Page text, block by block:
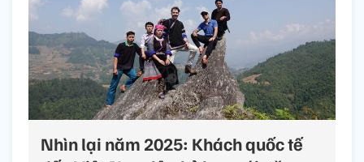
Nhìn lại năm 2025: Khách quốc tế